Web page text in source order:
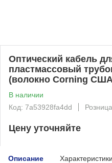
Оптический кабель
пластмассовый
(волокно Corning
В наличии
Код: 7a53928fa4dd
Розница
Цену уточняйте
Описание Характеристики